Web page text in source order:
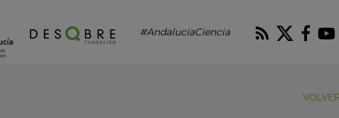
#AndalucíaCiencia RSS